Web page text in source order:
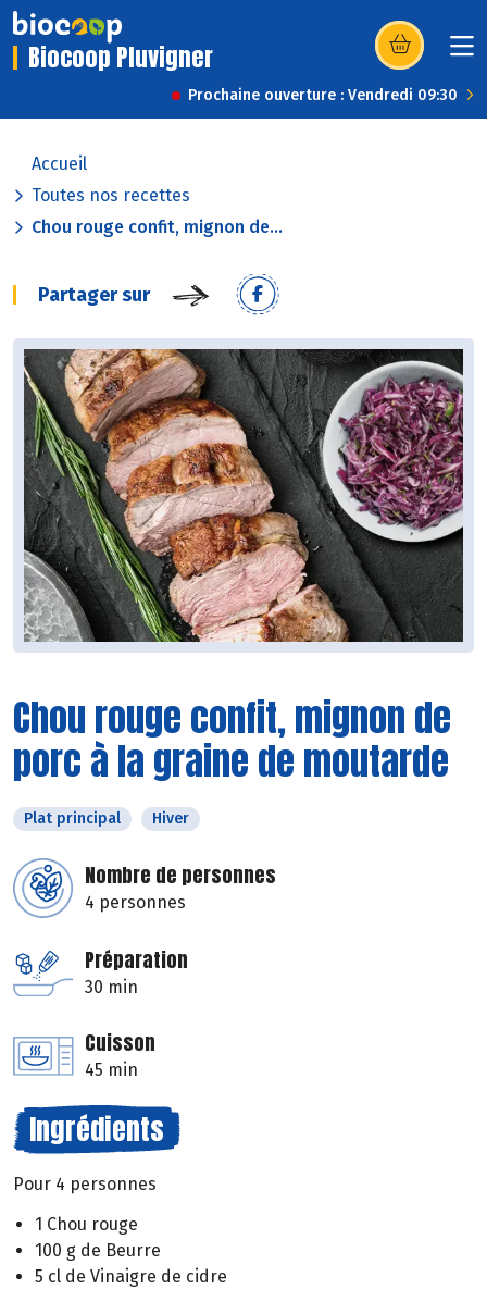
Biocoop Pluvigner (s’ouvre dans
Prochaine ouverture : Vendredi 09:30
Accueil
Toutes nos recettes
Chou rouge confit, mignon de...
Partager sur
Chou rouge confit, mignon de
porc à la graine de moutarde
Plat principal Hiver
Nombre de personnes
4 personnes
Préparation
30 min
Cuisson
45 min
Ingrédients
Pour 4 personnes
1 Chou rouge
100 g de Beurre
5 cl de Vinaigre de cidre